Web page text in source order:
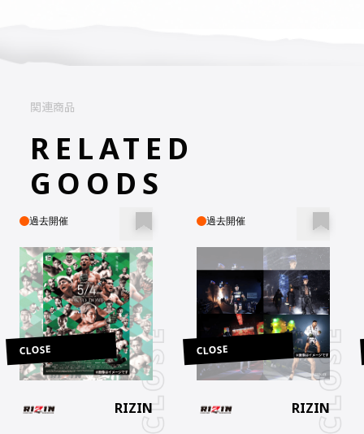
関連商品
RELATED
GOODS
CLOSE
過去開催
RIZIN
CLOSE
過去開催
RIZIN